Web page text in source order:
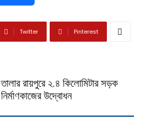
Twitter Pinterest
তালার রায়পুরে ২.৪ কিলোমিটার সড়ক
নির্মাণকাজের উদ্বোধন